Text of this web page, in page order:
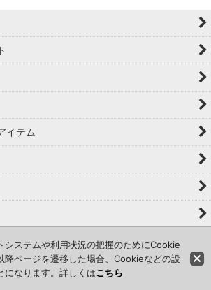
イテム
kameisyouten. All Rights Reserved.
ちゃのこネット ネットショップ作成サービス
システムや利用状況の把握のためにCookie
降ページを遷移した場合、Cookieなどの設
になります。詳しくはこちら